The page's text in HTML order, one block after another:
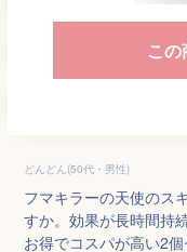
こ
どんどん(50代・男性)
フマキラーの天使のス
すか。効果が長時間持
お得でコスパが高い2